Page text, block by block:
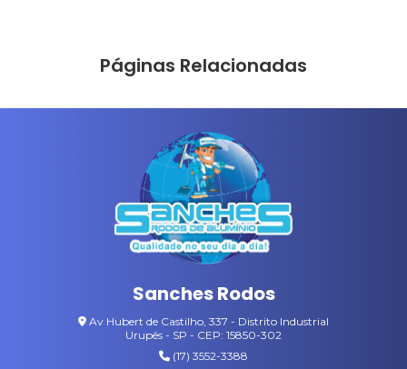
VASSOURAS DE NYLON
VASSOURAS PARA JARDIM
Páginas Relacionadas
Sanches Rodos
Av Hubert de Castilho, 337 - Distrito Industrial
Urupês - SP - CEP: 15850-302
(17) 3552-3388